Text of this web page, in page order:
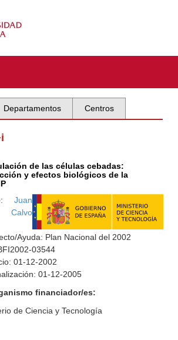
Departamentos Centros
de las células cebadas:
y efectos biológicos de la
Juan
Ayuda: Plan Nacional del 2002
03544
01-12-2002
01-12-2005
financiador/es:
de Ciencia y Tecnología